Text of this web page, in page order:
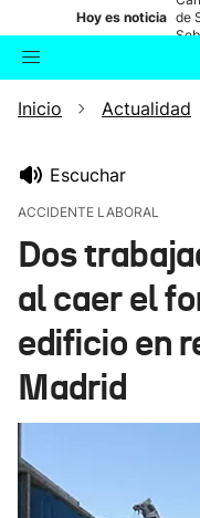
Hoy es noticia de
Buscador
Inicio Actualidad
Escuchar
ACCIDENTE LABORAL
Dos
al caer el
edificio en
Madrid